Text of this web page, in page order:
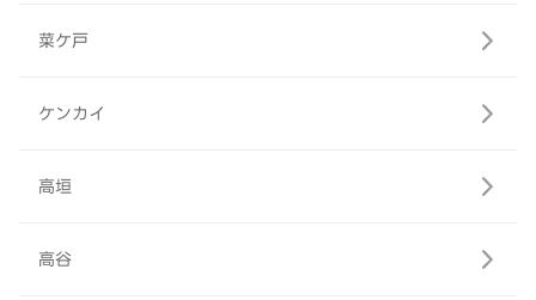
菜ケ戸
ケンカイ
高垣
高谷